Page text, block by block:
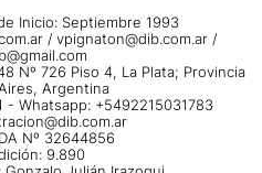
Inicio: Septiembre 1993
/ vpignaton@dib.com.ar /
Nº 726 Piso 4, La Plata; Provincia
Argentina
Whatsapp: +5492215031783
Nº 32644856
9.890